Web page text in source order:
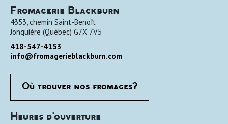
Fromagerie Blackburn
4353, chemin Saint-Benoît
Jonquière (Québec) G7X 7V5
418-547-4153
info@fromagerieblackburn.com
Où trouver nos fromages?
Heures d'ouverture